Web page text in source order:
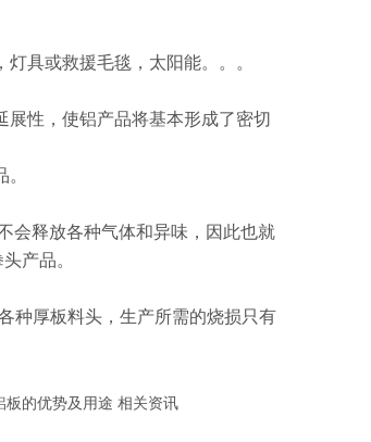
具或救援毛毯，太阳能。。。
性，使铝产品将基本形成了密切
会释放各种气体和异味，因此也就
产品。
种厚板料头，生产所需的烧损只有
板的优势及用途 相关资讯